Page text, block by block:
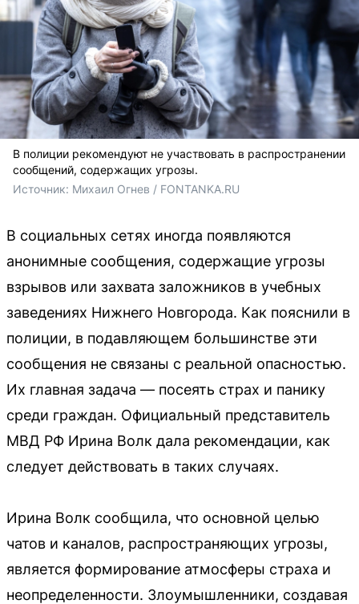
В полиции рекомендуют не участвовать в распространении
сообщений, содержащих угрозы.
Источник: Михаил Огнев / FONTANKA.RU
В социальных сетях иногда появляются
анонимные сообщения, содержащие угрозы
взрывов или захвата заложников в учебных
заведениях Нижнего Новгорода. Как пояснили в
полиции, в подавляющем большинстве эти
сообщения не связаны с реальной опасностью.
Их главная задача — посеять страх и панику
среди граждан. Официальный представитель
МВД РФ Ирина Волк дала рекомендации, как
следует действовать в таких случаях.
Ирина Волк сообщила, что основной целью
чатов и каналов, распространяющих угрозы,
является формирование атмосферы страха и
неопределенности. Злоумышленники, создавая